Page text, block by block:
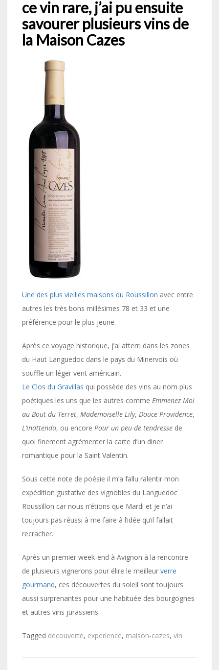
ce vin rare, j’ai pu ensuite
savourer plusieurs vins de
la Maison Cazes
Une des plus vieilles maisons du Roussillon avec entre
autres les très bons millésimes 78 et 33 et une
préférence pour le plus jeune.
Après ce voyage historique, j’ai atterri dans les zones
du Haut Languedoc dans le pays du Minervois où
souffle un léger vent américain.
Le Clos du Gravillas qui possède des vins au nom plus
poétiques les uns que les autres comme Emmenez Moi
au Bout du Terret, Mademoiselle Lily, Douce Providence,
L’inattendu, ou encore Pour un peu de tendresse de
quoi finement agrémenter la carte d’un diner
romantique pour la Saint Valentin.
Sous cette note de poésie il m’a fallu ralentir mon
expédition gustative des vignobles du Languedoc
Roussillon car nous n’étions que Mardi et je n’ai
toujours pas réussi à me faire à l’idée qu’il fallait
recracher.
Après un premier week-end à Avignon à la rencontre
de plusieurs vignerons pour élire le meilleur verre
gourmand, ces découvertes du soleil sont toujours
aussi surprenantes pour une habituée des bourgognes
et autres vins jurassiens.
Tagged decouverte, experience, maison-cazes, vin